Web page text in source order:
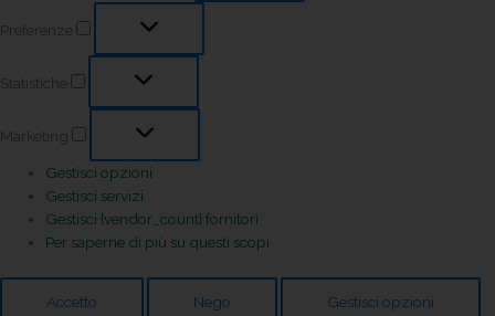
Preferenze
Statistiche
Marketing
Gestisci opzioni
Gestisci servizi
Gestisci {vendor_count} fornitori
Per saperne di più su questi scopi
Accetto Nego Gestisci opzioni